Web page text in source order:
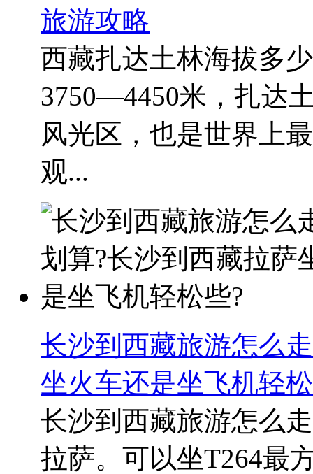
旅游攻略
西藏扎达土林海拔多
3750―4450米，扎达
风光区，也是世界上
观...
长沙到西藏旅游怎么
坐火车还是坐飞机轻
长沙到西藏旅游怎么
拉萨。可以坐T264最